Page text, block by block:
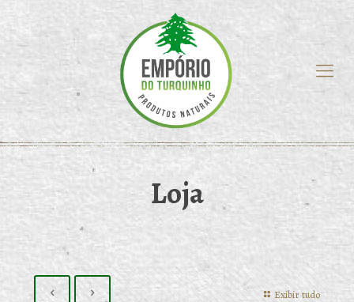
Loja
Exibir tudo